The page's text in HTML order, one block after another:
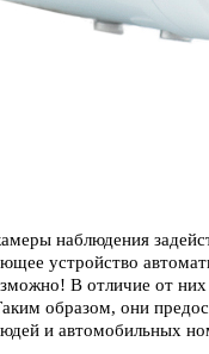
наблюдения
устройство
В отличие от
образом, они
и автомобильных